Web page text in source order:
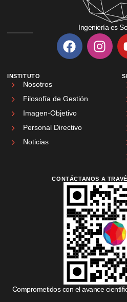
Ingeniería es
INSTITUTO
Nosotros
Filosofía de Gestión
Imagen-Objetivo
Personal Directivo
Noticias
CONTÁCTANOS A
Comprometidos con el avance